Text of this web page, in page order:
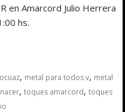
en Amarcord Julio Herrera
hs.
, metal para todos v, metal
,toques amarcord,toques